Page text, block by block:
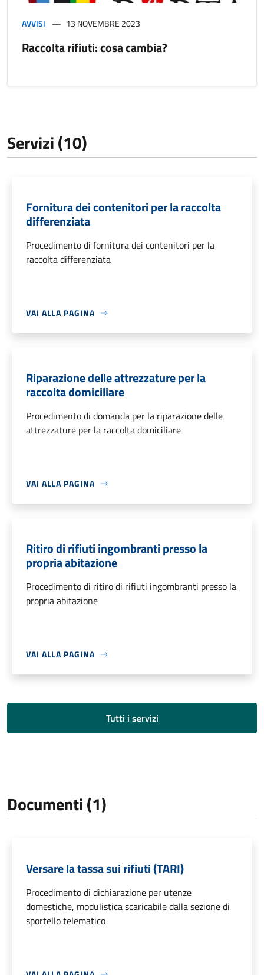
AVVISI 13 NOVEMBRE 2023
Raccolta rifiuti: cosa cambia?
Servizi (10)
Fornitura dei contenitori per la raccolta
differenziata
Procedimento di fornitura dei contenitori per la
raccolta differenziata
VAI ALLA PAGINA
Riparazione delle attrezzature per la
raccolta domiciliare
Procedimento di domanda per la riparazione delle
attrezzature per la raccolta domiciliare
VAI ALLA PAGINA
Ritiro di rifiuti ingombranti presso la
propria abitazione
Procedimento di ritiro di rifiuti ingombranti presso la
propria abitazione
VAI ALLA PAGINA
Tutti i servizi
Documenti (1)
Versare la tassa sui rifiuti (TARI)
Procedimento di dichiarazione per utenze
domestiche, modulistica scaricabile dalla sezione di
sportello telematico